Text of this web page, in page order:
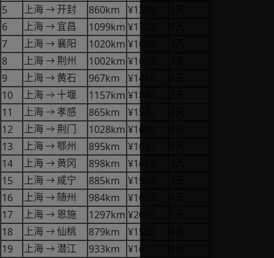
5 上海 → 开封 860km ¥1359
6 上海 → 宜昌 1099km ¥1722
7 上海 → 襄阳 1020km ¥1606
8 上海 → 荆州 1002km ¥1698
9 上海 → 黄石 967km ¥1416
10 上海 → 十堰 1157km ¥1843
11 上海 → 孝感 865km ¥1542
12 上海 → 荆门 1028km ¥1693
13 上海 → 鄂州 895km ¥1617
14 上海 → 黄冈 898km ¥1616
15 上海 → 咸宁 885km ¥1548
16 上海 → 随州 984km ¥1658
17 上海 → 恩施 1297km ¥2080
18 上海 → 仙桃 879km ¥1562
19 上海 → 潜江 933km ¥1677